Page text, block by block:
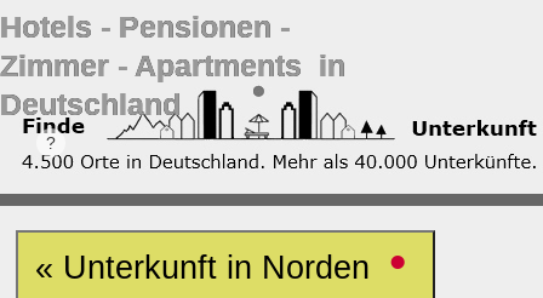
Hotels ‐ Pensionen ‐
Zimmer ‐ Apartments in
Deutschland
« Unterkunft in Norden •